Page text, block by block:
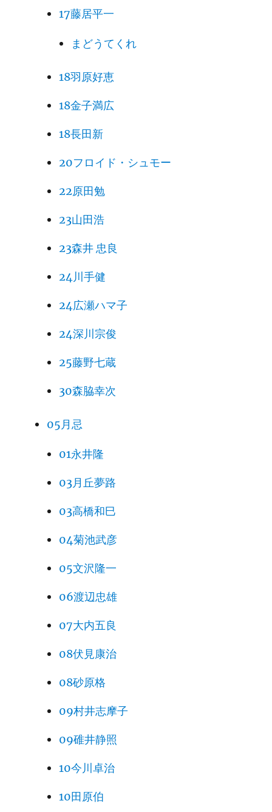
17藤居平一
まどうてくれ
18羽原好恵
18金子満広
18長田新
20フロイド・シュモー
22原田勉
23山田浩
23森井 忠良
24川手健
24広瀬ハマ子
24深川宗俊
25藤野七蔵
30森脇幸次
05月忌
01永井隆
03月丘夢路
03高橋和巳
04菊池武彦
05文沢隆一
06渡辺忠雄
07大内五良
08伏見康治
08砂原格
09村井志摩子
09碓井静照
10今川卓治
10田原伯